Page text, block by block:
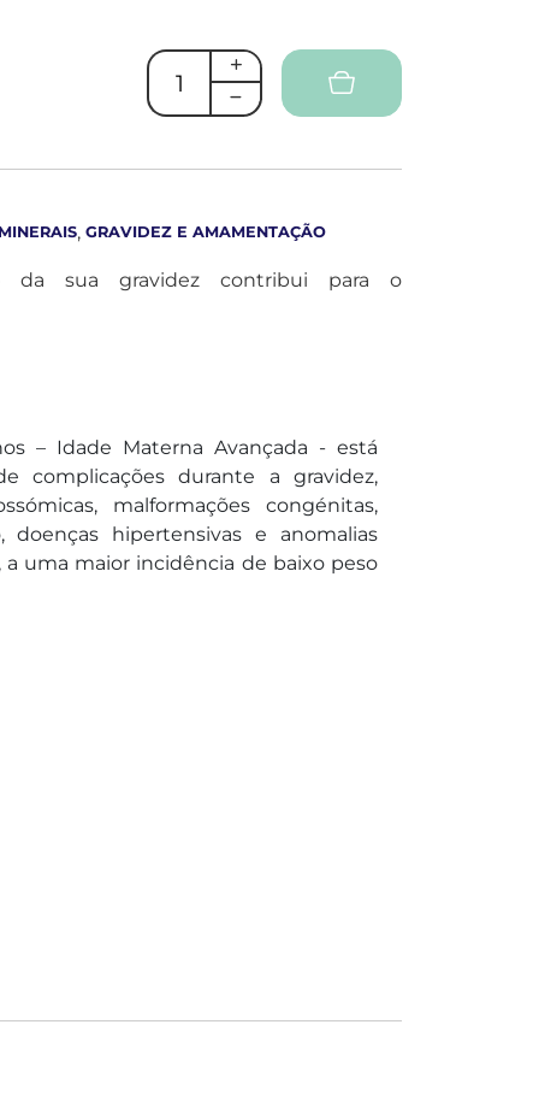
, GRAVIDEZ E AMAMENTAÇÃO
da sua gravidez contribui para o
– Idade Materna Avançada - está
complicações durante a gravidez,
malformações congénitas,
hipertensivas e anomalias
uma maior incidência de baixo peso